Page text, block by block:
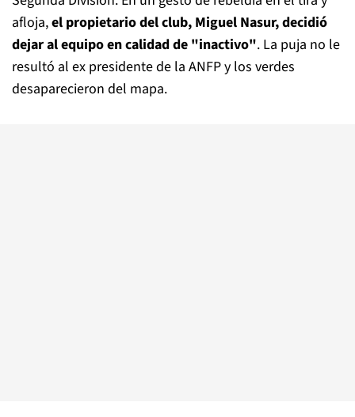
afloja,el propietario del club, Miguel Nasur, decidió
dejar al equipo en calidad de "inactivo". La puja no le
resultó al ex presidente de la ANFP y los verdes
desaparecieron del mapa.